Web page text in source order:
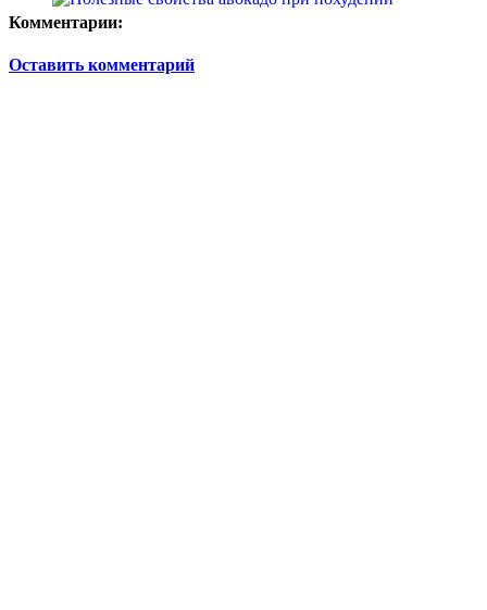
Комментарии:
Оставить комментарий